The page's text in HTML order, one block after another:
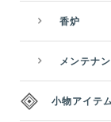
香炉
メンテナ
小物アイテ